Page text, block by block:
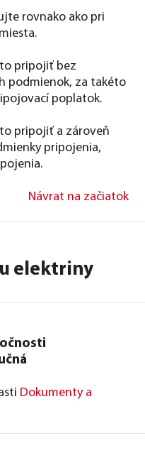
rovnako ako pri
pripojiť bez
podmienok, za takéto
poplatok.
pripojiť a zároveň
pripojenia,
Návrat na začiatok
elektriny
Dokumenty a